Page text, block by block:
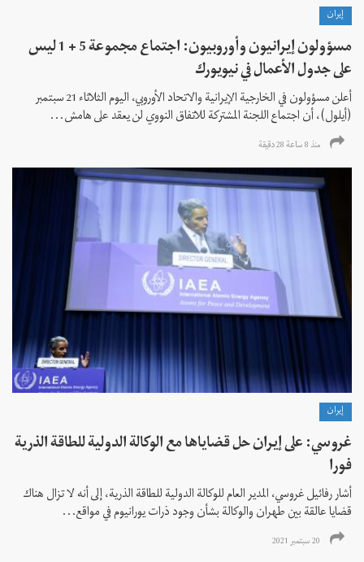
إيران
مسؤولون إيرانيون وأوروبيون: اجتماع مجموعة 5 + 1 ليس
على جدول الأعمال في نيويورك
أعلن مسؤولون في الخارجية الإيرانية والاتحاد الأوروبي، اليوم الثلاثاء 21 سبتمبر
(أيلول)، أن اجتماع اللجنة المشتركة للاتفاق النووي لن يعقد على هامش...
منذ 8 ساعة 28 دقیقة
إيران
غروسي: على إيران حل قضاياها مع الوكالة الدولية للطاقة الذرية
فورا
أشار رفائيل غروسي، المدير العام للوكالة الدولية للطاقة الذرية، إلى أنه لا تزال هناك
قضايا عالقة بين طهران والوكالة بشأن وجود ذرات يورانيوم في مواقع...
20 سبتمبر 2021